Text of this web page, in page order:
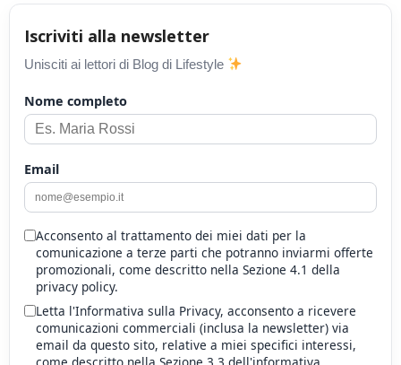
Iscriviti alla newsletter
Unisciti ai lettori di Blog di Lifestyle
Nome completo
Email
Acconsento al trattamento dei miei dati per la
comunicazione a terze parti che potranno inviarmi offerte
promozionali, come descritto nella Sezione 4.1 della
privacy policy.
Letta l'Informativa sulla Privacy, acconsento a ricevere
comunicazioni commerciali (inclusa la newsletter) via
email da questo sito, relative a miei specifici interessi,